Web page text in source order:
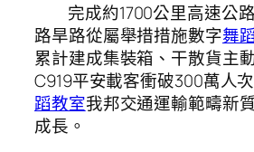
完成約1700公里高速公
路旱路從屬舉措措施數字舞
累計建成集裝箱、干散貨主
C919平安載客衝破300萬人
蹈教室我邦交通運輸範疇新
成長。